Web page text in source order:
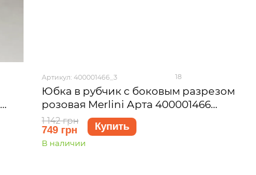
Артикул: 400001466_3 18
Юбка в рубчик с боковым разрезом
розовая Merlini Арта 400001466
размер 2XL-3XL
1 142 грн
749 грн Купить
В наличии